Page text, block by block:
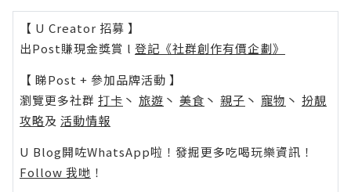
【 U Creator 招募 】
出Post賺現金獎賞 l 登記《社群創作有價企劃》
【 睇Post + 參加品牌活動 】
瀏覽更多社群 打卡 丶 旅遊 丶 美食 丶 親子 丶 寵物 丶 扮靚
攻略及 活動情報
U Blog開咗WhatsApp啦！發掘更多吃喝玩樂資訊！
Follow 我哋 ！